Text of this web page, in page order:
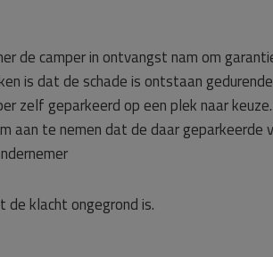
de camper in ontvangst nam om
is dat de schade is ontstaan
zelf geparkeerd op een plek naar
aan te nemen dat de daar geparkeerde
de klacht ongegrond is.